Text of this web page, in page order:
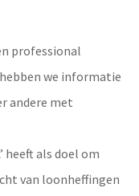
professional
we informatie
andere met
heeft als doel om
van loonheffingen